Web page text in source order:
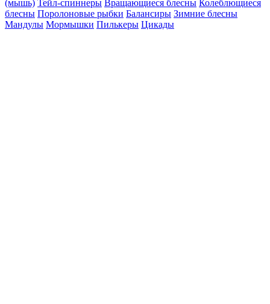
(мышь) Тейл-спиннеры Вращающиеся блесны Колеблющиеся
блесны Поролоновые рыбки Балансиры Зимние блесны
Мандулы Мормышки Пилькеры Цикады